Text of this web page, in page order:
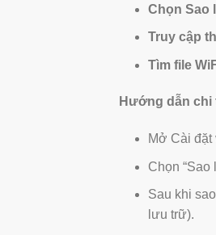
Chọn Sao
Truy cập
Tìm file
Hướng dẫn chi
Mở Cài đặt
Chọn
Sau khi
lưu trữ).